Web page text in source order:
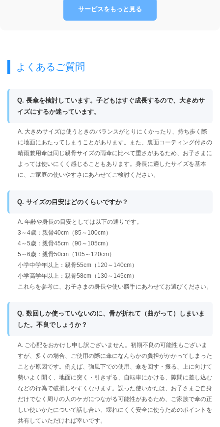
サービスをもっと見る
よくあるご質問
Q. 長傘を検討しています。子どもはすぐ成長するので、大きめサ
イズにするか迷っています。
A. 大きめサイズは使うときのバランスがとりにくかったり、持ち歩く際
に地面にあたってしまうことがあります。また、裏面コーティング付きの
晴雨兼用傘は同じ親骨サイズの雨傘に比べて重さがあるため、お子さまに
よっては使いにくく感じることもあります。身長に適したサイズを基本
に、ご家庭の使いやすさにあわせてご検討ください。
Q. サイズの目安はどのくらいですか？
A. 年齢や身長の目安としては以下の通りです。
3～4歳：親骨40cm（85～100cm）
4～5歳：親骨45cm（90～105cm）
5～6歳：親骨50cm（105～120cm）
小学中学年以上：親骨55cm（120～140cm）
小学高学年以上：親骨58cm（130～145cm）
これらを参考に、お子さまの身長や使い勝手にあわせてお選びください。
Q. 数回しか使っていないのに、骨が折れて（曲がって）しまいま
した。不良でしょうか？
A. ご心配をおかけし申し訳ございません。初期不良の可能性もございま
すが、多くの場合、ご使用の際に傘になんらかの負担がかかってしまった
ことが原因です。例えば、強風下での使用、傘を回す・振る、上に向けて
勢いよく開く、地面に突く・引きずる、自転車にかける、隙間に差し込む
などの行為で破損しやすくなります。誤った使いかたは、お子さまご自身
だけでなく周りの人のケガにつながる可能性があるため、ご家族で傘の正
しい使いかたについて話し合い、壊れにくく安全に使うためのポイントを
共有していただければ幸いです。